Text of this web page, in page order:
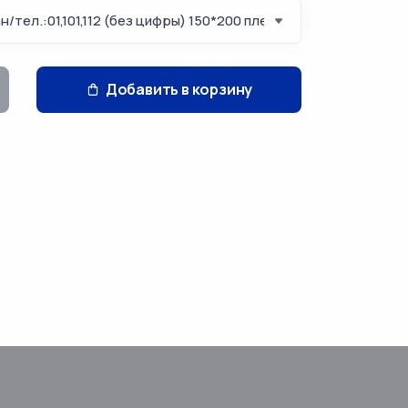
Добавить в корзину